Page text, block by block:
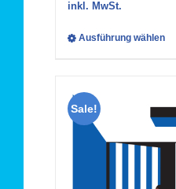
inkl. MwSt.
Ausführung wählen
Sale!